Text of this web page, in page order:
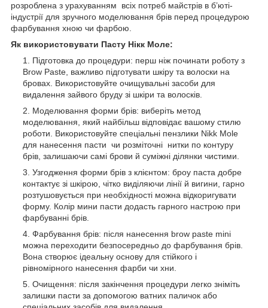
розроблена з урахуванням всіх потреб майстрів в б’юті-
індустрії для зручного моделювання брів перед процедурою
фарбування хною чи фарбою.
Як використовувати Пасту Нікк Моле:
Підготовка до процедури: перш ніж починати роботу з
Brow Paste, важливо підготувати шкіру та волоски на
бровах. Використовуйте очищувальні засоби для
видалення зайвого бруду зі шкіри та волосків.
Моделювання форми брів: виберіть метод
моделювання, який найбільш відповідає вашому стилю
роботи. Використовуйте спеціальні пензлики Nikk Mole
для нанесення пасти чи розміточні нитки по контуру
брів, залишаючи самі брови й суміжні ділянки чистими.
Узгодження форми брів з клієнтом: броу паста добре
контактує зі шкірою, чітко виділяючи лінії й вигини, гарно
розтушовується при необхідності можна відкоригувати
форму. Колір мини пасти додасть гарного настрою при
фарбуванні брів.
Фарбування брів: після нанесення brow paste mini
можна переходити безпосередньо до фарбування брів.
Вона створює ідеальну основу для стійкого і
рівномірного нанесення фарби чи хни.
Очищення: після закінчення процедури легко зніміть
залишки пасти за допомогою ватних паличок або